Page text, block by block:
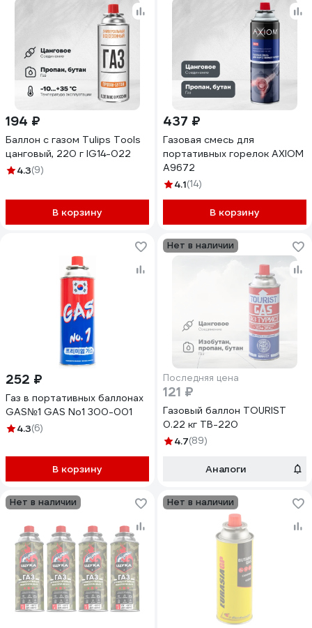
194 ₽
Баллон с газом Tulips Tools
цанговый, 220 г IG14-022
4.3(9)
В корзину
437 ₽
Газовая смесь для
портативных горелок AXIOM
A9672
4.1(14)
В корзину
252 ₽
Газ в портативных баллонах
GAS№1 GAS No1 300-001
4.3(6)
В корзину
Нет в наличии
Последняя цена
121 ₽
Газовый баллон TOURIST
0.22 кг TB-220
4.7(89)
Аналоги
Нет в наличии Нет в наличии